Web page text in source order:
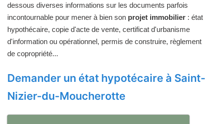
dessous diverses informations sur les documents parfois
incontournable pour mener à bien son projet immobilier : état
hypothécaire, copie d'acte de vente, certificat d'urbanisme
d'information ou opérationnel, permis de construire, règlement
de copropriété...
Demander un état hypotécaire à Saint-
Nizier-du-Moucherotte